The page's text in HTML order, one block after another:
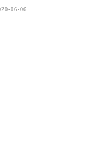
06-06